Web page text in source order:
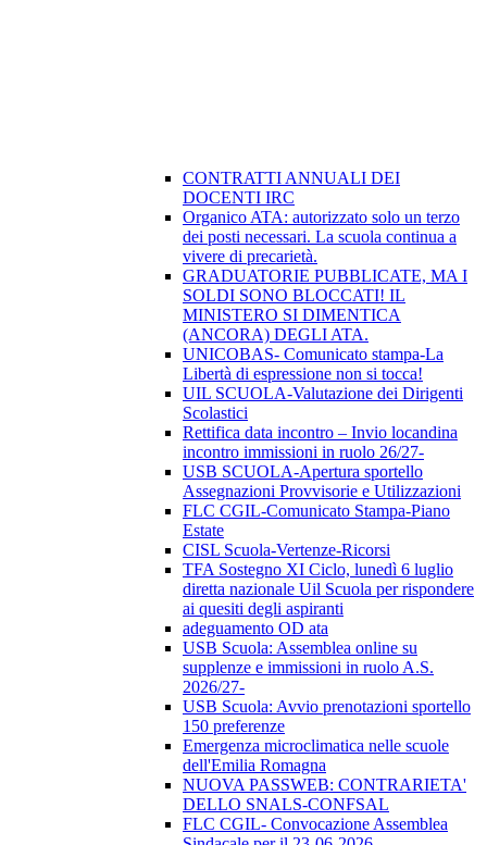
CONTRATTI ANNUALI DEI
DOCENTI IRC
Organico ATA: autorizzato solo un terzo
dei posti necessari. La scuola continua a
vivere di precarietà.
GRADUATORIE PUBBLICATE, MA I
SOLDI SONO BLOCCATI! IL
MINISTERO SI DIMENTICA
(ANCORA) DEGLI ATA.
UNICOBAS- Comunicato stampa-La
Libertà di espressione non si tocca!
UIL SCUOLA-Valutazione dei Dirigenti
Scolastici
Rettifica data incontro – Invio locandina
incontro immissioni in ruolo 26/27-
USB SCUOLA-Apertura sportello
Assegnazioni Provvisorie e Utilizzazioni
FLC CGIL-Comunicato Stampa-Piano
Estate
CISL Scuola-Vertenze-Ricorsi
TFA Sostegno XI Ciclo, lunedì 6 luglio
diretta nazionale Uil Scuola per rispondere
ai quesiti degli aspiranti
adeguamento OD ata
USB Scuola: Assemblea online su
supplenze e immissioni in ruolo A.S.
2026/27-
USB Scuola: Avvio prenotazioni sportello
150 preferenze
Emergenza microclimatica nelle scuole
dell'Emilia Romagna
NUOVA PASSWEB: CONTRARIETA'
DELLO SNALS-CONFSAL
FLC CGIL- Convocazione Assemblea